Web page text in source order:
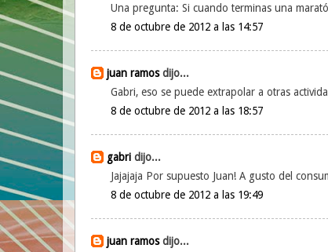
Una pregunta: Si cuando terminas una
8 de octubre de 2012 a las 14:57
juan ramosdijo...
Gabri, eso se puede extrapolar a otras
8 de octubre de 2012 a las 18:57
gabridijo...
Jajajaja Por supuesto Juan! A gusto del
8 de octubre de 2012 a las 19:49
juan ramosdijo...